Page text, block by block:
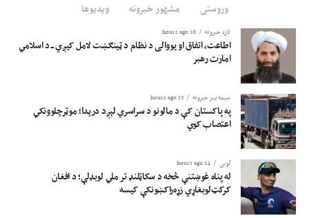
وروستی مشهور خبرونه ویدیوها
تازه خبرونه 10 hours ago
اطاعت، اتفاق او یووالی د نظام د ټینګښت لامل کیږي ــ د اسلامي
امارت رهبر
سیمه ییز خبرونه 13 hours ago
په پاکستان کې د مالونو د سراسري لېږد درېدا؛ موټرچلوونکي
اعتصاب کوي
لوبی 14 hours ago
له پناه غوښتنې څخه د سکاټلنډ تر ملي لوبډلې؛ د افغان
کرکټ‌لوبغاړي زړه‌راکښونکې کیسه